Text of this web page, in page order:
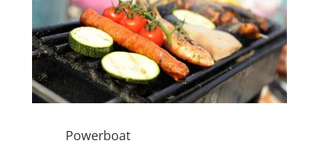
Powerboat